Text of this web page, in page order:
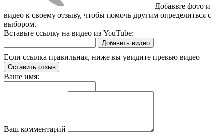
Добавьте фото и
видео к своему отзыву, чтобы помочь другим определиться с
выбором.
Вставьте ссылку на видео из YouTube:
Добавить видео
Если ссылка правильная, ниже вы увидите превью видео
Оставить отзыв
Ваше имя:
Ваш комментарий